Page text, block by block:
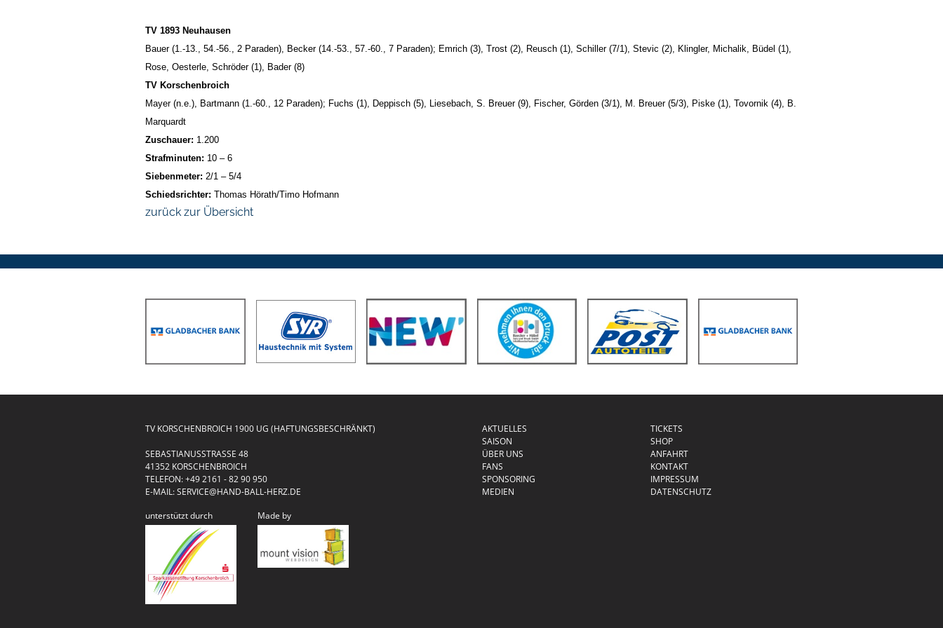
TV 1893 Neuhausen
Bauer (1.-13., 54.-56., 2 Paraden), Becker (14.-53., 57.-60., 7 Paraden); Emrich (3), Trost (2), Reusch (1), Schiller (7/1), Stevic (2), Klingler, Michalik, Büdel (1),
Rose, Oesterle, Schröder (1), Bader (8)
TV Korschenbroich
Mayer (n.e.), Bartmann (1.-60., 12 Paraden); Fuchs (1), Deppisch (5), Liesebach, S. Breuer (9), Fischer, Görden (3/1), M. Breuer (5/3), Piske (1), Tovornik (4), B.
Marquardt
Zuschauer: 1.200
Strafminuten: 10 – 6
Siebenmeter: 2/1 – 5/4
Schiedsrichter: Thomas Hörath/Timo Hofmann
zurück zur Übersicht
TV KORSCHENBROICH 1900 UG (HAFTUNGSBESCHRÄNKT)
SEBASTIANUSSTRASSE 48
41352 KORSCHENBROICH
TELEFON:+49 2161 - 82 90 950
E-MAIL:SERVICE@HAND-BALL-HERZ.DE
AKTUELLES
SAISON
ÜBER UNS
FANS
SPONSORING
MEDIEN
TICKETS
SHOP
ANFAHRT
KONTAKT
IMPRESSUM
DATENSCHUTZ
unterstützt durch
Made by